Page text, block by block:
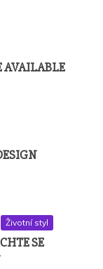
AVAILABLE
Životní styl
SE